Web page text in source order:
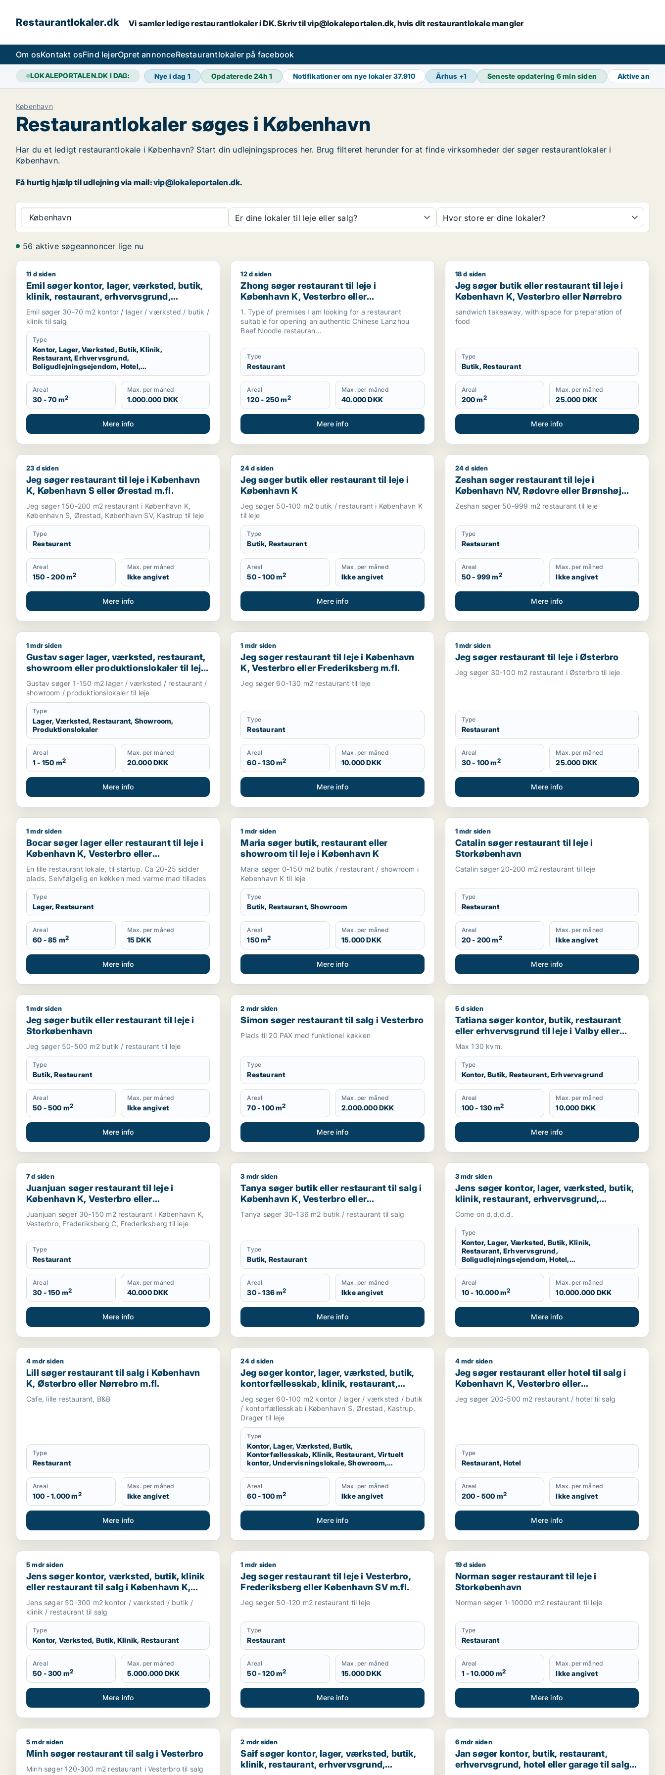
Restaurantlokaler.dk Vi samler ledige restaurantlokaler i DK. Skriv til vip@lokaleportalen.dk, hvis dit restaurantlokale mangler
Om osKontakt osFind lejerOpret annonceRestaurantlokaler på facebook
LOKALEPORTALEN.DK I DAG: Nye i dag 1 Opdaterede 24h1 Notifikationer om nye lokaler37.910 Århus +1 Seneste opdatering 6 min siden Aktive
København
Restaurantlokaler søges i København
Har du et ledigt restaurantlokale i København? Start din udlejningsproces her. Brug filteret herunder for at finde virksomheder der søger restaurantlokaler i
København.
Få hurtig hjælp til udlejning via mail:vip@lokaleportalen.dk.
København Er dine lokaler til leje eller salg? Hvor store er dine lokaler?
56 aktive søgeannoncer lige nu
Emil søger kontor, lager, værksted, butik, klinik, restaurant, erhvervsgrund, boligudlejningsejendom, hotel, produktionslokaler eller garage til salg i København K,
11 d siden
Emil søger kontor, lager, værksted, butik,
klinik, restaurant, erhvervsgrund,
boligudlejningsejendom, hotel,
produktionslokaler eller garage til salg i
København K, Vesterbro eller
Frederiksberg m.fl.
Emil søger 30-70 m2 kontor / lager / værksted / butik /
klinik til salg
Type
Kontor, Lager, Værksted, Butik, Klinik,
Restaurant, Erhvervsgrund,
Boligudlejningsejendom, Hotel,
Produktionslokaler, Garage
Areal
30 - 70 m2
Max. per måned
1.000.000 DKK
Mere info
Zhong søger restaurant til leje i København K, Vesterbro eller Frederiksberg m.fl.
12 d siden
Zhong søger restaurant til leje i
København K, Vesterbro eller
Frederiksberg m.fl.
1. Type of premises I am looking for a restaurant
suitable for opening an authentic Chinese Lanzhou
Beef Noodle restauran...
Type
Restaurant
Areal
120 - 250 m2
Max. per måned
40.000 DKK
Mere info
Jeg søger butik eller restaurant til leje i København K,
18 d siden
Jeg søger butik eller restaurant til leje i
København K, Vesterbro eller Nørrebro
sandwich takeaway, with space for preparation of
food
Type
Butik, Restaurant
Areal
200 m2
Max. per måned
25.000 DKK
Mere info
Jeg søger restaurant til leje i København K, København S eller Ørestad m.fl.
23 d siden
Jeg søger restaurant til leje i København
K, København S eller Ørestad m.fl.
Jeg søger 150-200 m2 restaurant i København K,
København S, Ørestad, København SV, Kastrup til leje
Type
Restaurant
Areal
150 - 200 m2
Max. per måned
Ikke angivet
Mere info
Jeg søger butik eller restaurant til leje i København K
24 d siden
Jeg søger butik eller restaurant til leje i
København K
Jeg søger 50-100 m2 butik / restaurant i København K
til leje
Type
Butik, Restaurant
Areal
50 - 100 m2
Max. per måned
Ikke angivet
Mere info
Zeshan søger restaurant til leje i København NV,
24 d siden
Zeshan søger restaurant til leje i
København NV, Rødovre eller Brønshøj
m.fl.
Zeshan søger 50-999 m2 restaurant til leje
Type
Restaurant
Areal
50 - 999 m2
Max. per måned
Ikke angivet
Mere info
Gustav søger lager, værksted, restaurant, showroom eller produktionslokaler til leje i København K, Vesterbro eller Frederiksberg m.fl.
1 mdr siden
Gustav søger lager, værksted, restaurant,
showroom eller produktionslokaler til leje
i København K, Vesterbro eller
Frederiksberg m.fl.
Gustav søger 1-150 m2 lager / værksted / restaurant /
showroom / produktionslokaler til leje
Type
Lager, Værksted, Restaurant, Showroom,
Produktionslokaler
Areal
1 - 150 m2
Max. per måned
20.000 DKK
Mere info
Jeg søger restaurant til leje i København K, Vesterbro eller Frederiksberg m.fl.
1 mdr siden
Jeg søger restaurant til leje i København
K, Vesterbro eller Frederiksberg m.fl.
Jeg søger 60-130 m2 restaurant til leje
Type
Restaurant
Areal
60 - 130 m2
Max. per måned
10.000 DKK
Mere info
Jeg søger restaurant til leje i Østerbro
1 mdr siden
Jeg søger restaurant til leje i Østerbro
Jeg søger 30-100 m2 restaurant i Østerbro til leje
Type
Restaurant
Areal
30 - 100 m2
Max. per måned
25.000 DKK
Mere info
Bocar søger lager eller restaurant til leje i København K, Vesterbro eller Frederiksberg m.fl.
1 mdr siden
Bocar søger lager eller restaurant til leje i
København K, Vesterbro eller
Frederiksberg m.fl.
En lille restaurant lokale, til startup. Ca 20-25 sidder
plads. Selvfølgelig en køkken med varme mad tillades
Type
Lager, Restaurant
Areal
60 - 85 m2
Max. per måned
15 DKK
Mere info
Maria søger butik, restaurant eller showroom til leje i København K
1 mdr siden
Maria søger butik, restaurant eller
showroom til leje i København K
Maria søger 0-150 m2 butik / restaurant / showroom i
København K til leje
Type
Butik, Restaurant, Showroom
Areal
150 m2
Max. per måned
15.000 DKK
Mere info
Catalin søger restaurant til leje i Storkøbenhavn
1 mdr siden
Catalin søger restaurant til leje i
Storkøbenhavn
Catalin søger 20-200 m2 restaurant til leje
Type
Restaurant
Areal
20 - 200 m2
Max. per måned
Ikke angivet
Mere info
Jeg søger butik eller restaurant til leje i Storkøbenhavn
1 mdr siden
Jeg søger butik eller restaurant til leje i
Storkøbenhavn
Jeg søger 50-500 m2 butik / restaurant til leje
Type
Butik, Restaurant
Areal
50 - 500 m2
Max. per måned
Ikke angivet
Mere info
Simon søger restaurant til salg i Vesterbro
2 mdr siden
Simon søger restaurant til salg i Vesterbro
Plads til 20 PAX med funktionel køkken
Type
Restaurant
Areal
70 - 100 m2
Max. per måned
2.000.000 DKK
Mere info
Tatiana søger kontor, butik, restaurant eller
5 d siden
Tatiana søger kontor, butik, restaurant
eller erhvervsgrund til leje i Valby eller
Hvidovre
Max 130 kvm.
Type
Kontor, Butik, Restaurant, Erhvervsgrund
Areal
100 - 130 m2
Max. per måned
10.000 DKK
Mere info
Juanjuan søger restaurant til leje i København K, Vesterbro eller Frederiksberg
7 d siden
Juanjuan søger restaurant til leje i
København K, Vesterbro eller
Frederiksberg
Juanjuan søger 30-150 m2 restaurant i København K,
Vesterbro, Frederiksberg C, Frederiksberg til leje
Type
Restaurant
Areal
30 - 150 m2
Max. per måned
40.000 DKK
Mere info
Tanya søger butik eller restaurant til salg i København K, Vesterbro eller Frederiksberg m.fl.
3 mdr siden
Tanya søger butik eller restaurant til salg i
København K, Vesterbro eller
Frederiksberg m.fl.
Tanya søger 30-136 m2 butik / restaurant til salg
Type
Butik, Restaurant
Areal
30 - 136 m2
Max. per måned
Ikke angivet
Mere info
Jens søger kontor, lager, værksted, butik, klinik,
3 mdr siden
Jens søger kontor, lager, værksted, butik,
klinik, restaurant, erhvervsgrund,
boligudlejningsejendom, hotel,
Dragør
Come on d.d.d.d.
Type
Kontor, Lager, Værksted, Butik, Klinik,
Restaurant, Erhvervsgrund,
Boligudlejningsejendom, Hotel,
Produktionslokaler, Garage
Areal
10 - 10.000 m2
Max. per måned
10.000.000 DKK
Mere info
Lill søger restaurant til salg i København K, Østerbro eller Nørrebro m.fl.
4 mdr siden
Lill søger restaurant til salg i København
K, Østerbro eller Nørrebro m.fl.
Cafe, lille restaurant, B&B
Type
Restaurant
Areal
100 - 1.000 m2
Max. per måned
Ikke angivet
Mere info
Jeg søger kontor, lager, værksted, butik, kontorfællesskab, klinik, restaurant, virtuelt kontor,
24 d siden
Jeg søger kontor, lager, værksted, butik,
kontorfællesskab, klinik, restaurant,
virtuelt kontor, undervisningslokale,
showroom, erhvervsgrund,
produktionslokaler eller garage til leje i
Amager
Jeg søger 60-100 m2 kontor / lager / værksted / butik
/ kontorfællesskab i København S, Ørestad, Kastrup,
Dragør til leje
Type
Kontor, Lager, Værksted, Butik,
Kontorfællesskab, Klinik, Restaurant, Virtuelt
kontor, Undervisningslokale, Showroom,
Erhvervsgrund, Produktionslokaler, Garage
Areal
60 - 100 m2
Max. per måned
Ikke angivet
Mere info
Jeg søger restaurant eller hotel til salg i København
4 mdr siden
Jeg søger restaurant eller hotel til salg i
København K, Vesterbro eller
Frederiksberg m.fl.
Jeg søger 200-500 m2 restaurant / hotel til salg
Type
Restaurant, Hotel
Areal
200 - 500 m2
Max. per måned
Ikke angivet
Mere info
Jens søger kontor, værksted, butik, klinik eller restaurant til salg i København K, Vesterbro eller Frederiksberg m.fl.
5 mdr siden
Jens søger kontor, værksted, butik, klinik
eller restaurant til salg i København K,
Vesterbro eller Frederiksberg m.fl.
Jens søger 50-300 m2 kontor / værksted / butik /
klinik / restaurant til salg
Type
Kontor, Værksted, Butik, Klinik, Restaurant
Areal
50 - 300 m2
Max. per måned
5.000.000 DKK
Mere info
Jeg søger restaurant til leje i Vesterbro, Frederiksberg eller København SV m.fl.
1 mdr siden
Jeg søger restaurant til leje i Vesterbro,
Frederiksberg eller København SV m.fl.
Jeg søger 50-120 m2 restaurant til leje
Type
Restaurant
Areal
50 - 120 m2
Max. per måned
15.000 DKK
Mere info
Norman søger restaurant til leje i Storkøbenhavn
19 d siden
Norman søger restaurant til leje i
Storkøbenhavn
Norman søger 1-10000 m2 restaurant til leje
Type
Restaurant
Areal
1 - 10.000 m2
Max. per måned
Ikke angivet
Mere info
Minh søger restaurant til salg i Vesterbro
5 mdr siden
Minh søger restaurant til salg i Vesterbro
Minh søger 120-300 m2 restaurant i Vesterbro til salg
Saif søger kontor, lager, værksted, butik, klinik, restaurant, erhvervsgrund, boligudlejningsejendom, hotel,
2 mdr siden
Saif søger kontor, lager, værksted, butik,
klinik, restaurant, erhvervsgrund,
Jan søger kontor, butik, restaurant, erhvervsgrund,
6 mdr siden
Jan søger kontor, butik, restaurant,
erhvervsgrund, hotel eller garage til salg i